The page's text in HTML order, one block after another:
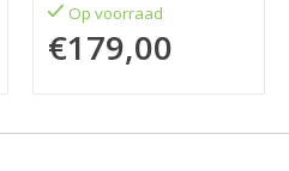
Op voorraad
€179,00